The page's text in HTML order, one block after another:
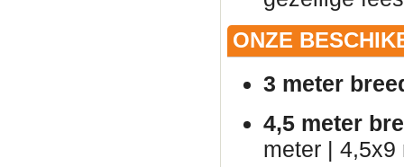
ONZE
3 meter
4,5 meter
meter | 4,5x9